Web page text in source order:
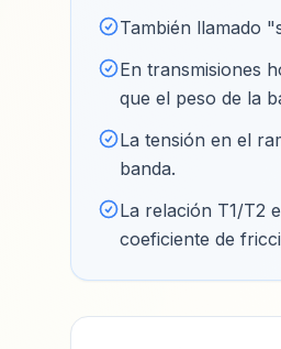
También llamado
En transmisiones
que el peso de la
La tensión en el
banda.
La relación T1/T2
coeficiente de